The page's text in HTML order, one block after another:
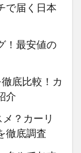
で届く日本
！最安値の
底比較！カ
介
？カーリ
徹底調査